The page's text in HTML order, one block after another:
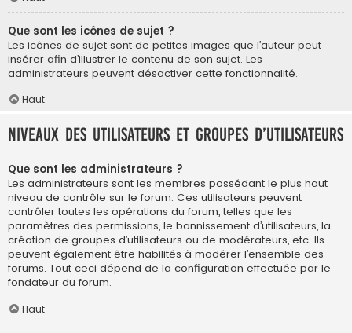
Que sont les icônes de sujet ?
Les icônes de sujet sont de petites images que l’auteur peut
insérer afin d’illustrer le contenu de son sujet. Les
administrateurs peuvent désactiver cette fonctionnalité.
Haut
Niveaux des utilisateurs et groupes d’utilisateurs
Que sont les administrateurs ?
Les administrateurs sont les membres possédant le plus haut
niveau de contrôle sur le forum. Ces utilisateurs peuvent
contrôler toutes les opérations du forum, telles que les
paramètres des permissions, le bannissement d’utilisateurs, la
création de groupes d’utilisateurs ou de modérateurs, etc. Ils
peuvent également être habilités à modérer l’ensemble des
forums. Tout ceci dépend de la configuration effectuée par le
fondateur du forum.
Haut